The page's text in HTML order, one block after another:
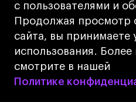
с пользователями и
Продолжая просмотр
сайта, вы принимаете
использования.
смотрите в нашей
Политике
Политике
© 2026 БВШД
Дизайн
Разработка
Cetera